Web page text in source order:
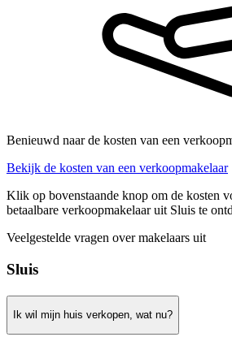
Benieuwd naar de kosten van een
Bekijk de kosten van een verkoopmakelaar
Klik op bovenstaande knop om de kosten
betaalbare verkoopmakelaar uit Sluis te
Veelgestelde vragen over makelaars uit
Sluis
Ik wil mijn huis verkopen, wat nu?